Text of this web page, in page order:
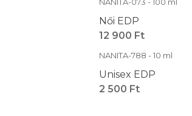
Női EDP
12 900 Ft
NANITA-788 - 10 ml
Unisex EDP
2 500 Ft